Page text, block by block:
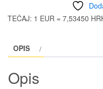
GLOSS
TEČAJ: 1 EUR = 7,53450
OPIS
Opis